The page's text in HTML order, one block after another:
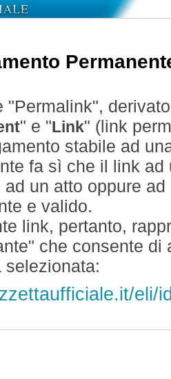
"Permalink",
" e " Link" (link
stabile ad
fa sì che il link
ad un atto oppure
e valido.
link, pertanto,
che consente
selezionata:
eli/